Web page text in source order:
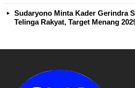
Sudaryono Minta Kader Gerindra
Telinga Rakyat, Target Menang